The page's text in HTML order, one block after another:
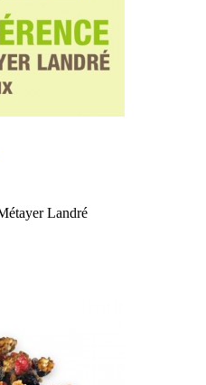
Landré